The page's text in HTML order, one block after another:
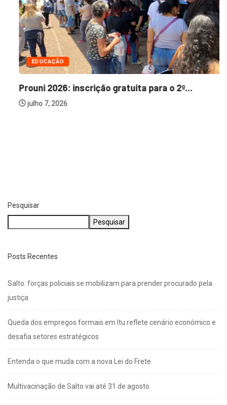
EDUCAÇÃO
Prouni 2026: inscrição gratuita para o 2º...
julho 7, 2026
Pesquisar
Pesquisar
Posts Recentes
Salto: forças policiais se mobilizam para prender procurado pela
justiça
Queda dos empregos formais em Itu reflete cenário econômico e
desafia setores estratégicos
Entenda o que muda com a nova Lei do Frete
Multivacinação de Salto vai até 31 de agosto